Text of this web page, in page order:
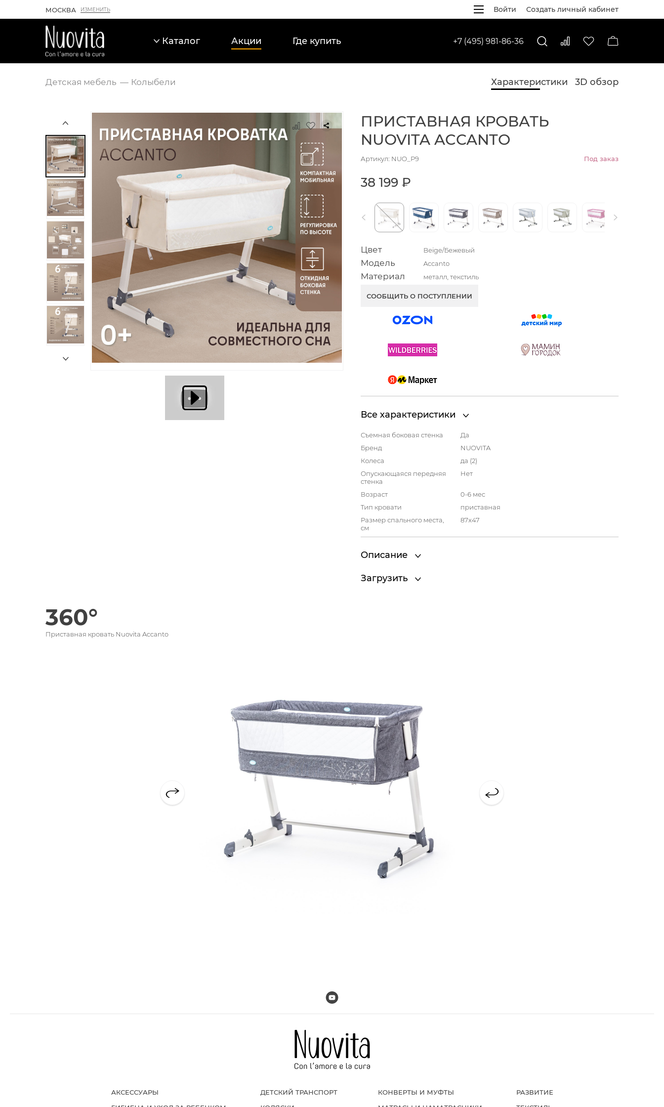
МОСКВА ИЗМЕНИТЬ Войти Создать личный кабинет
Каталог Акции Где купить +7 (495) 981-86-36
Детская мебель Колыбели Характеристики 3D обзор
Карточка товара
ПРИСТАВНАЯ КРОВАТЬ
NUOVITA ACCANTO
Артикул: NUO_P9 Под заказ
38 199 ₽
Цвет Beige/Бежевый
Модель Accanto
Материал металл, текстиль
СООБЩИТЬ О ПОСТУПЛЕНИИ
Все характеристики
Съемная боковая стенка
Да
Бренд
NUOVITA
Колеса
да (2)
Опускающаяся передняя
стенка
Нет
Возраст
0-6 мес
Тип кровати
приставная
Размер спального места,
см
87х47
Описание
Загрузить
360°
Приставная кровать Nuovita Accanto
АКСЕССУАРЫ
ДЕТСКИЙ ТРАНСПОРТ
КОНВЕРТЫ И МУФТЫ
РАЗВИТИЕ